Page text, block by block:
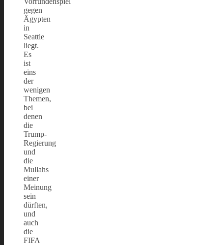
gegen
Ägypten
in
Seattle
liegt.
Es
ist
eins
der
wenigen
Themen,
bei
denen
die
Trump-
Regierung
und
die
Mullahs
einer
Meinung
sein
dürften,
und
auch
die
FIFA